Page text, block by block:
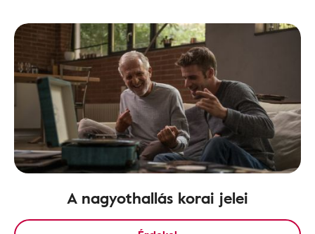
A nagyothallás korai jelei